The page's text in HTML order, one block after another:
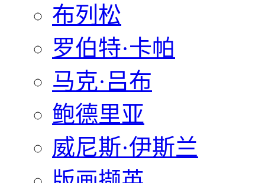
布列松
罗伯特·卡帕
马克·吕布
鲍德里亚
威尼斯·伊斯兰